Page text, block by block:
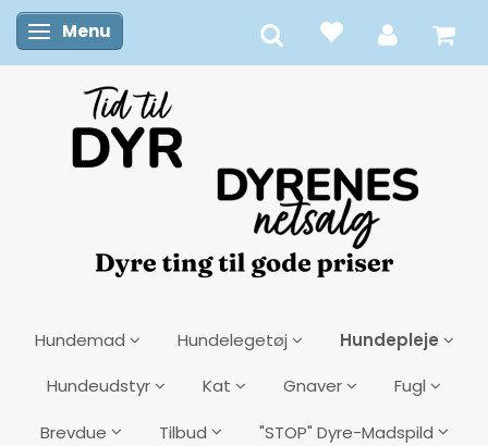
Skifte navigation
Menu
Hundemad Hundelegetøj Hundepleje
Hundeudstyr Kat Gnaver Fugl
Brevdue Tilbud "STOP" Dyre-Madspild